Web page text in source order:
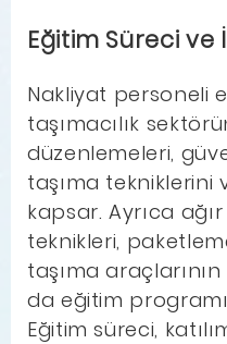
Eğitim Süreci ve
Nakliyat personeli
taşımacılık
düzenlemeleri,
taşıma tekniklerini
kapsar. Ayrıca
teknikleri,
taşıma
da eğitim
Eğitim süreci,